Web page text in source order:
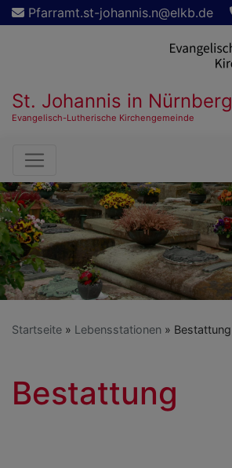
Direkt
zum
Pfarramt.st-johannis.n@elkb.de
St. Johannis in Nürnberg
Evangelisch-Lutherische Kirchengemeinde
Hauptnavigation
Startseite Lebensstationen Bestattung
Bestattung